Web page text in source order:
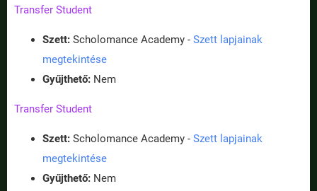
Transfer Student
Szett: Scholomance Academy - Szett lapjainak
megtekintése
Gyűjthető: Nem
Transfer Student
Szett: Scholomance Academy - Szett lapjainak
megtekintése
Gyűjthető: Nem